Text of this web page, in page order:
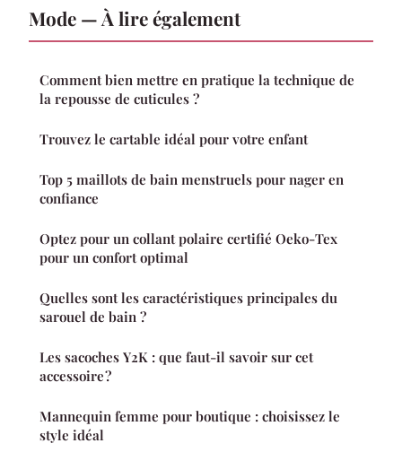
Mode — À lire également
Comment bien mettre en pratique la technique de
la repousse de cuticules ?
Trouvez le cartable idéal pour votre enfant
Top 5 maillots de bain menstruels pour nager en
confiance
Optez pour un collant polaire certifié Oeko-Tex
pour un confort optimal
Quelles sont les caractéristiques principales du
sarouel de bain ?
Les sacoches Y2K : que faut-il savoir sur cet
accessoire ?
Mannequin femme pour boutique : choisissez le
style idéal